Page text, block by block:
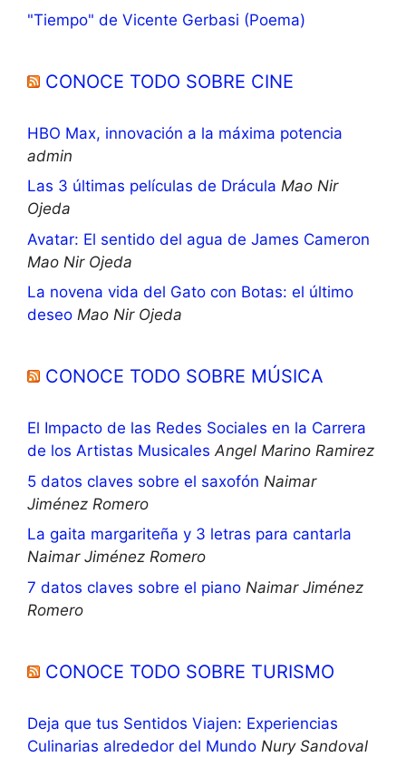
"Tiempo" de Vicente Gerbasi (Poema)
CONOCE TODO SOBRE CINE
HBO Max, innovación a la máxima potencia
admin
Las 3 últimas películas de Drácula Mao Nir
Ojeda
Avatar: El sentido del agua de James Cameron
Mao Nir Ojeda
La novena vida del Gato con Botas: el último
deseo Mao Nir Ojeda
CONOCE TODO SOBRE MÚSICA
El Impacto de las Redes Sociales en la Carrera
de los Artistas Musicales Angel Marino Ramirez
5 datos claves sobre el saxofón Naimar
Jiménez Romero
La gaita margariteña y 3 letras para cantarla
Naimar Jiménez Romero
7 datos claves sobre el piano Naimar Jiménez
Romero
CONOCE TODO SOBRE TURISMO
Deja que tus Sentidos Viajen: Experiencias
Culinarias alrededor del Mundo Nury Sandoval